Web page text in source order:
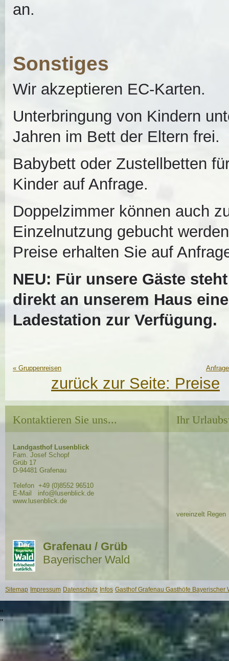
an.
Sonstiges
Wir akzeptieren EC-Karten.
Unterbringung von Kindern
Jahren im Bett der Eltern frei.
Babybett oder Zustellbetten
Kinder auf Anfrage.
Doppelzimmer können auch
Einzelnutzung gebucht
Preise erhalten Sie auf
NEU: Für unsere Gäste steht
direkt an unserem Haus
Ladestation zur Verfügung.
« Gruppenreisen
zurück zur Seite: Preise
Kontaktieren Sie uns...
Landgasthof Lusenblick
Fam. Josef Schopf
Grüb 17
D-94481 Grafenau
Telefon +49 (0)8552 96510
E-Mail info@lusenblick.de
www.lusenblick.de
Grafenau / Grüb
Bayerischer Wald
Ihr
vereinzelt Regen
Sitemap Impressum Datenschutz Infos Gasthof Grafenau Gasthöfe
"
"